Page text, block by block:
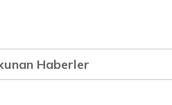
Haberler